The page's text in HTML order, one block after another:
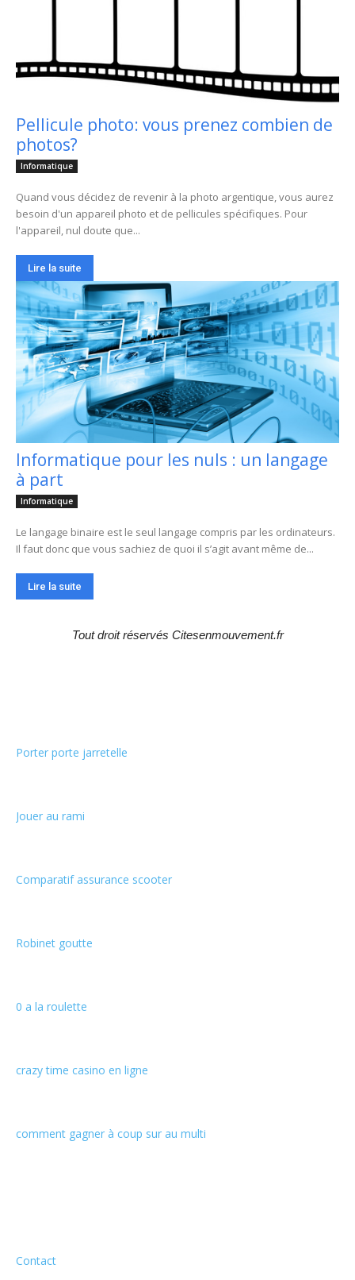
Pellicule photo: vous prenez combien de
photos?
Informatique
Quand vous décidez de revenir à la photo argentique, vous aurez
besoin d'un appareil photo et de pellicules spécifiques. Pour
l'appareil, nul doute que...
Lire la suite
Informatique pour les nuls : un langage
à part
Informatique
Le langage binaire est le seul langage compris par les ordinateurs.
Il faut donc que vous sachiez de quoi il s’agit avant même de...
Lire la suite
Tout droit réservés Citesenmouvement.fr
Porter porte jarretelle
Jouer au rami
Comparatif assurance scooter
Robinet goutte
0 a la roulette
crazy time casino en ligne
comment gagner à coup sur au multi
Contact